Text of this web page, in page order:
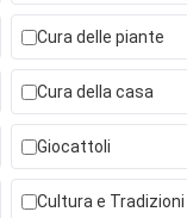
Cura delle piante
Cura della casa
Giocattoli
Cultura e Tradizioni